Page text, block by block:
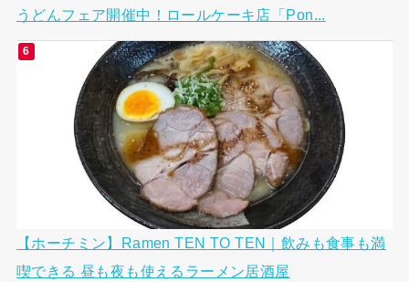
うどんフェア開催中！ロールケーキ店「Pon...
【ホーチミン】Ramen TEN TO TEN｜飲みも食事も満
喫できる 昼も夜も使えるラーメン居酒屋